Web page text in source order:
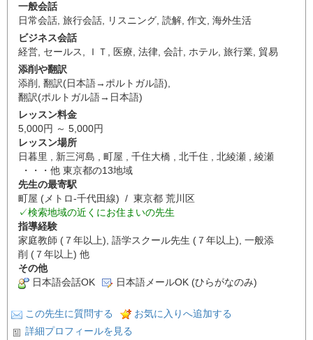
一般会話
日常会話, 旅行会話, リスニング, 読解, 作文, 海外生活
ビジネス会話
経営, セールス, ＩＴ , 医療, 法律, 会計, ホテル, 旅行業, 貿易
添削や翻訳
添削 , 翻訳(日本語→ポルトガル語),
翻訳(ポルトガル語→日本語)
レッスン料金
5,000円 ～ 5,000円
レッスン場所
日暮里 , 新三河島 , 町屋 , 千住大橋 , 北千住 , 北綾瀬 , 綾瀬
・・・他 東京都の13地域
先生の最寄駅
町屋 (メトロ-千代田線) / 東京都 荒川区
✓検索地域の近くにお住まいの先生
指導経験
家庭教師 (７年以上), 語学スクール先生 (７年以上), 一般添
削 (７年以上) 他
その他
日本語会話OK
日本語メールOK (ひらがなのみ)
この先生に質問する
お気に入りへ追加する
詳細プロフィールを見る